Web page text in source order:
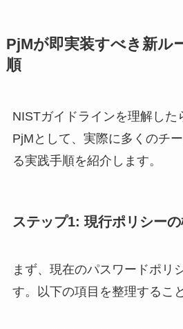
PjMが即実装すべき新ル
順
NISTガイドラインを理解した
PjMとして、実際に多くのチ
る実践手順を紹介します。
ステップ1: 現行ポリシー
まず、現在のパスワードポリ
す。以下の項目を整理するこ